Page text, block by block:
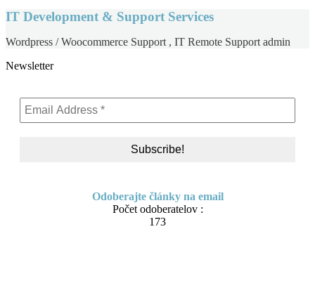
IT Development & Support Services
Wordpress / Woocommerce Support , IT Remote Support admin
Newsletter
Odoberajte články na email
Počet odoberatelov :
173